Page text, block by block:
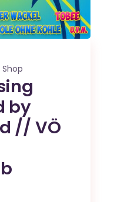
by
// VÖ